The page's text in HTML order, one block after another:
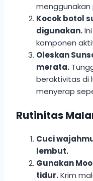
menggunakan
Kocok botol
digunakan.
komponen
Oleskan
merata.
beraktivitas di
menyerap
Rutinitas
Cuci
lembut.
Gunakan
tidur.Krim